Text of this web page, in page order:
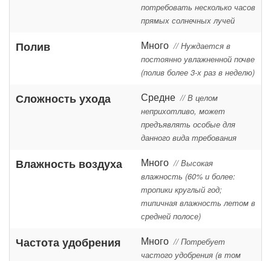
потребовать несколько часов
прямых солнечных лучей
Полив Много // Нуждается в
постоянно увлажненной почве
(полив более 3-х раз в неделю)
Сложность ухода Средне // В целом
неприхотливо, может
предъявлять особые для
данного вида требования
Влажность воздуха Много // Высокая
влажность (60% и более:
тропики круглый год;
типичная влажность летом в
средней полосе)
Частота удобрения Много // Потребует
частого удобрения (в том